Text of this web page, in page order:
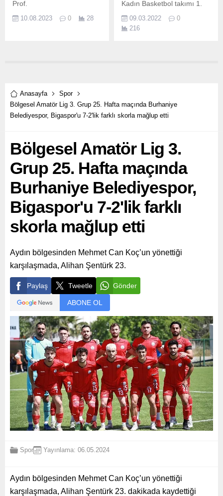
Prof.
10.08.2023 0 28
Kadın Basketbol takımı 1.
09.03.2022
0
216
Anasayfa
Spor
Bölgesel Amatör Lig 3. Grup 25. Hafta maçında Burhaniye
Belediyespor, Bigaspor'u 7-2'lik farklı skorla mağlup etti
Bölgesel Amatör Lig 3.
Grup 25. Hafta maçında
Burhaniye Belediyespor,
Bigaspor'u 7-2'lik farklı
skorla mağlup etti
Aydın bölgesinden Mehmet Can Koç’un yönettiği
karşılaşmada, Alihan Şentürk 23.
Paylaş Tweetle Gönder
ABONE OL
Spor Yayınlama: 06.05.2024
Aydın bölgesinden Mehmet Can Koç’un yönettiği
karşılaşmada, Alihan Şentürk 23. dakikada kaydettiği